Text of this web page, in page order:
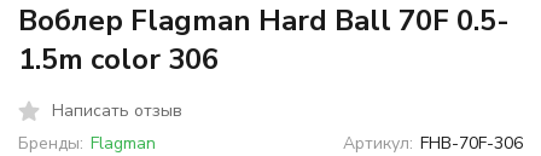
Воблер Flagman Hard Ball 70F 0.5-
1.5m color 306
Написать отзыв
Бренды: Flagman Артикул: FHB-70F-306